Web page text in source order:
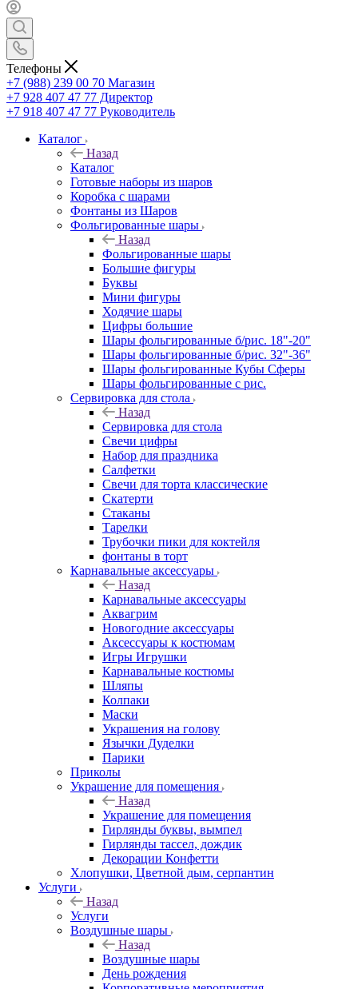
Телефоны
+7 (988) 239 00 70 Магазин
+7 928 407 47 77 Директор
+7 918 407 47 77 Руководитель
Каталог
Назад
Каталог
Готовые наборы из шаров
Коробка с шарами
Фонтаны из Шаров
Фольгированные шары
Назад
Фольгированные шары
Большие фигуры
Буквы
Мини фигуры
Ходячие шары
Цифры большие
Шары фольгированные б/рис. 18"-20"
Шары фольгированные б/рис. 32"-36"
Шары фольгированные Кубы Сферы
Шары фольгированные с рис.
Сервировка для стола
Назад
Сервировка для стола
Свечи цифры
Набор для праздника
Салфетки
Свечи для торта классические
Скатерти
Стаканы
Тарелки
Трубочки пики для коктейля
фонтаны в торт
Карнавальные аксессуары
Назад
Карнавальные аксессуары
Аквагрим
Новогодние аксессуары
Аксессуары к костюмам
Игры Игрушки
Карнавальные костюмы
Шляпы
Колпаки
Маски
Украшения на голову
Язычки Дуделки
Парики
Приколы
Украшение для помещения
Назад
Украшение для помещения
Гирлянды буквы, вымпел
Гирлянды тассел, дождик
Декорации Конфетти
Хлопушки, Цветной дым, серпантин
Услуги
Назад
Услуги
Воздушные шары
Назад
Воздушные шары
День рождения